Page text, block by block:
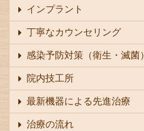
インプラント
丁寧なカウンセリング
感染予防対策（衛生・滅菌）
院内技工所
最新機器による先進治療
治療の流れ